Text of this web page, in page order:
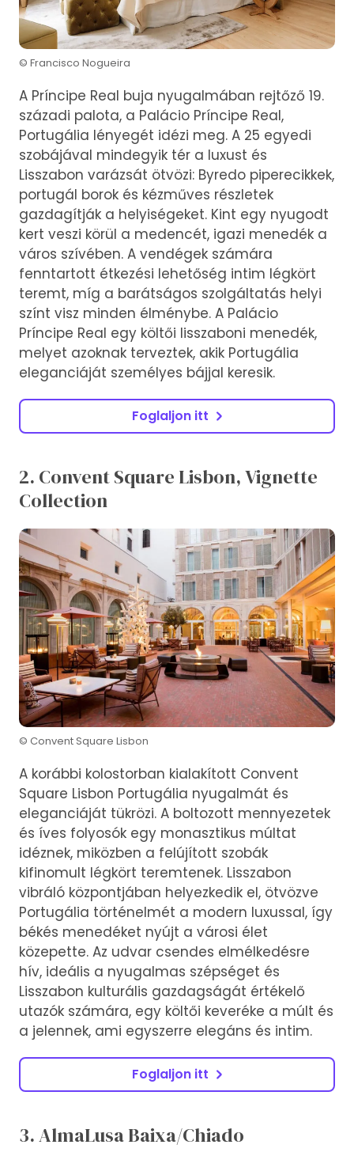
© Francisco Nogueira
A Príncipe Real buja nyugalmában rejtőző 19.
századi palota, a Palácio Príncipe Real,
Portugália lényegét idézi meg. A 25 egyedi
szobájával mindegyik tér a luxust és
Lisszabon varázsát ötvözi: Byredo piperecikkek,
portugál borok és kézműves részletek
gazdagítják a helyiségeket. Kint egy nyugodt
kert veszi körül a medencét, igazi menedék a
város szívében. A vendégek számára
fenntartott étkezési lehetőség intim légkört
teremt, míg a barátságos szolgáltatás helyi
színt visz minden élménybe. A Palácio
Príncipe Real egy költői lisszaboni menedék,
melyet azoknak terveztek, akik Portugália
eleganciáját személyes bájjal keresik.
Foglaljon itt
2. Convent Square Lisbon, Vignette
Collection
© Convent Square Lisbon
A korábbi kolostorban kialakított Convent
Square Lisbon Portugália nyugalmát és
eleganciáját tükrözi. A boltozott mennyezetek
és íves folyosók egy monasztikus múltat
idéznek, miközben a felújított szobák
kifinomult légkört teremtenek. Lisszabon
vibráló központjában helyezkedik el, ötvözve
Portugália történelmét a modern luxussal, így
békés menedéket nyújt a városi élet
közepette. Az udvar csendes elmélkedésre
hív, ideális a nyugalmas szépséget és
Lisszabon kulturális gazdagságát értékelő
utazók számára, egy költői keveréke a múlt és
a jelennek, ami egyszerre elegáns és intim.
Foglaljon itt
3. AlmaLusa Baixa/Chiado